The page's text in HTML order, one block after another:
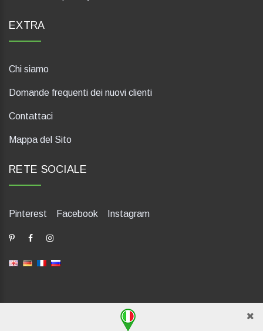
EXTRA
Chi siamo
Domande frequenti dei nuovi clienti
Contattaci
Mappa del Sito
RETE SOCIALE
Pinterest Facebook Instagram
dP Motion Media. Via La Piana 430, 47835 Saludecio (RN), Italia.